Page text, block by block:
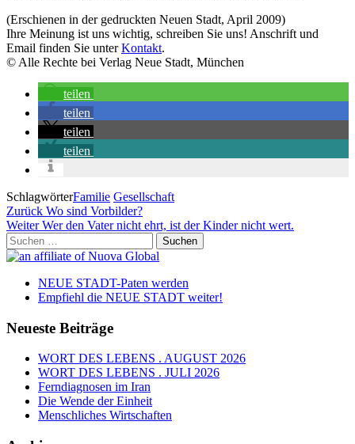
(Erschienen in der gedruckten Neuen Stadt, April 2009)
Ihre Meinung ist uns wichtig, schreiben Sie uns! Anschrift und
Email finden Sie unterKontakt.
© Alle Rechte bei Verlag Neue Stadt, München
teilen
teilen
teilen
teilen
SchlagwörterFamilie Gesellschaft
Beitragsnavigation
Vorheriger
Beitrag
Zurück Wo sind Vorbilder?
Nächster
Beitrag
Weiter Wer den Vater nicht ehrt, ist der Kinder nicht wert.
Suchen
nach:
NEUE STADT-Paten werden
Empfiehl die NEUE STADT weiter!
Neueste Beiträge
WORT DES LEBENS . AUGUST 2026
WORT DES LEBENS . JULI 2026
Ferndiagnosen im Iran
Die Wende der Einheit
Menschliches Wirtschaften